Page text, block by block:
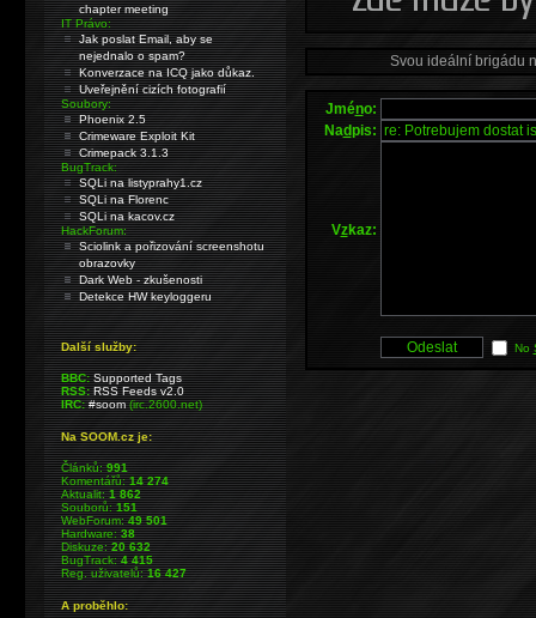
Svou ideální brigádu
Jméno:
Nadpis:
Vzkaz:
No
chapter meeting
IT Právo:
Jak poslat Email, aby se
nejednalo o spam?
Konverzace na ICQ jako důkaz.
Uveřejnění cizích fotografií
Soubory:
Phoenix 2.5
Crimeware Exploit Kit
Crimepack 3.1.3
BugTrack:
SQLi na listyprahy1.cz
SQLi na Florenc
SQLi na kacov.cz
HackForum:
Sciolink a pořizování screenshotu
obrazovky
Dark Web - zkušenosti
Detekce HW keyloggeru
Další služby:
BBC: Supported Tags
RSS: RSS Feeds v2.0
IRC: #soom(irc.2600.net)
Na SOOM.cz je:
Článků:991
Komentářů:14 274
Aktualit:1 862
Souborů:151
WebForum:49 501
Hardware:38
Diskuze:20 632
BugTrack:4 415
Reg. uživatelů:16 427
A proběhlo: